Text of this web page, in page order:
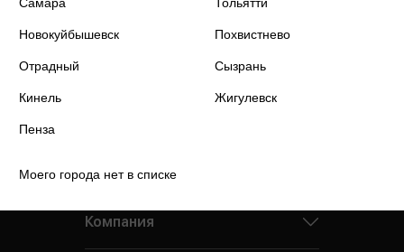
Новокуйбышевск Похвистнево
Отрадный Сызрань
Кинель Жигулевск
Пенза
Моего города нет в списке
Компания